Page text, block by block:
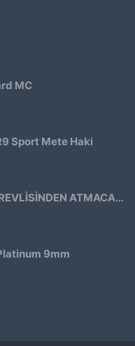
MC
Sport Mete Haki
EMEKLİ EMNİYET GÖREVLİSİNDEN ATMACA 53 KLASİK14
9mm